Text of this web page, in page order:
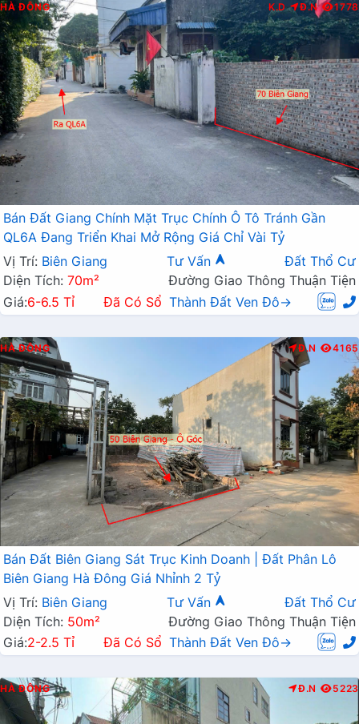
HÀ ĐÔNG K.D Đ.N 1778
Bán Đất Giang Chính Mặt Trục Chính Ô Tô Tránh Gần
QL6A Đang Triển Khai Mở Rộng Giá Chỉ Vài Tỷ
Vị Trí: Biên Giang Tư Vấn
Đất Thổ Cư
Diện Tích: 70m²
Đường Giao Thông Thuận Tiện
Giá:6-6.5 Tỉ Đã Có Sổ Thành Đất Ven Đô→
HÀ ĐÔNG Đ.N 4165
Bán Đất Biên Giang Sát Trục Kinh Doanh | Đất Phân Lô
Biên Giang Hà Đông Giá Nhỉnh 2 Tỷ
Vị Trí: Biên Giang Tư Vấn
Đất Thổ Cư
Diện Tích: 50m²
Đường Giao Thông Thuận Tiện
Giá:2-2.5 Tỉ Đã Có Sổ Thành Đất Ven Đô→
HÀ ĐÔNG Đ.N 5223